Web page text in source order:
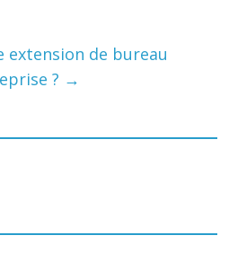
extension de bureau
? →